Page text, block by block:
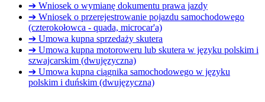
➔ Wniosek o wymianę dokumentu prawa jazdy
➔ Wniosek o przerejestrowanie pojazdu samochodowego
(czterokołowca - quada, microcar'a)
➔ Umowa kupna sprzedaży skutera
➔ Umowa kupna motoroweru lub skutera w języku polskim i
szwajcarskim (dwujęzyczna)
➔ Umowa kupna ciągnika samochodowego w języku
polskim i duńskim (dwujęzyczna)